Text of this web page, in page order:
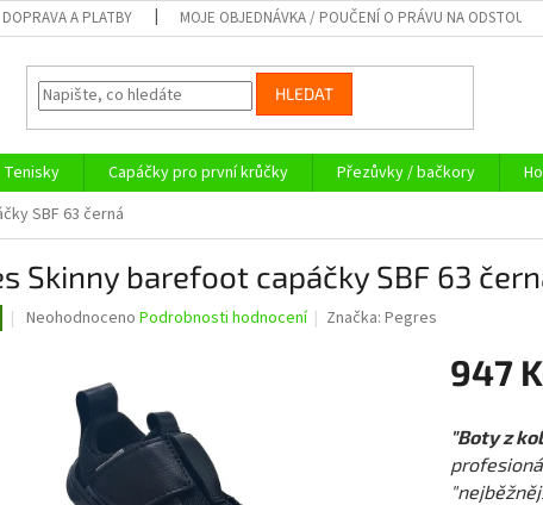
DOPRAVA A PLATBY MOJE OBJEDNÁVKA / POUČENÍ O PRÁVU NA
HLEDAT
Tenisky Capáčky pro první krůčky Přezůvky / bačkory
SBF 63 černá
Skinny barefoot capáčky SBF 63
Průměrné
hvězdiček.
Neohodnoceno Podrobnosti hodnocení Značka:Pegres
947
cena:
"Boty z